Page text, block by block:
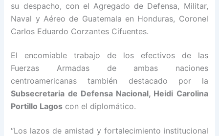
su despacho, con el Agregado de Defensa, Militar,
Naval y Aéreo de Guatemala en Honduras, Coronel
Carlos Eduardo Corzantes Cifuentes.
El encomiable trabajo de los efectivos de las
Fuerzas Armadas de ambas naciones
centroamericanas también destacado por la
Subsecretaria de Defensa Nacional, Heidi Carolina
Portillo Lagos con el diplomático.
“Los lazos de amistad y fortalecimiento institucional